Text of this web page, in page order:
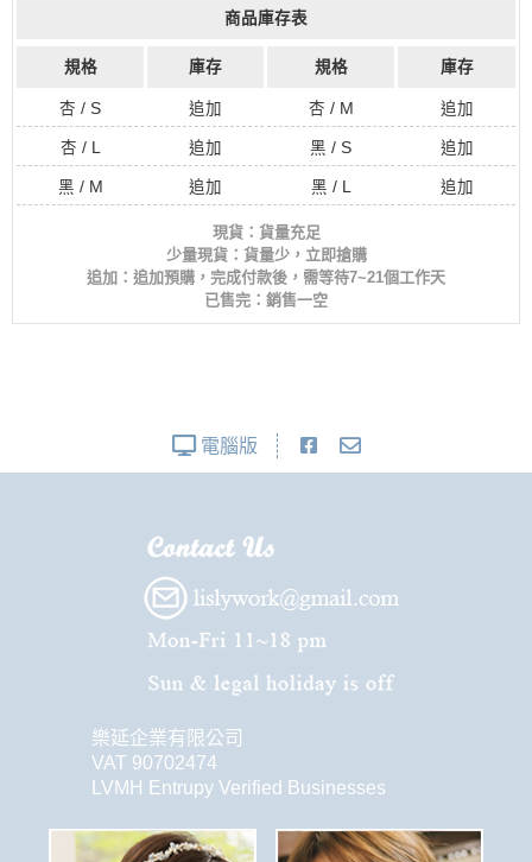
商品庫存表
規格 庫存 規格 庫存
杏 / S 追加 杏 / M 追加
杏 / L 追加 黑 / S 追加
黑 / M 追加 黑 / L 追加
現貨：貨量充足
少量現貨：貨量少，立即搶購
追加：追加預購，完成付款後，需等待7~21個工作天
已售完：銷售一空
電腦版
樂延企業有限公司
VAT 90702474
LVMH Entrupy Verified Businesses